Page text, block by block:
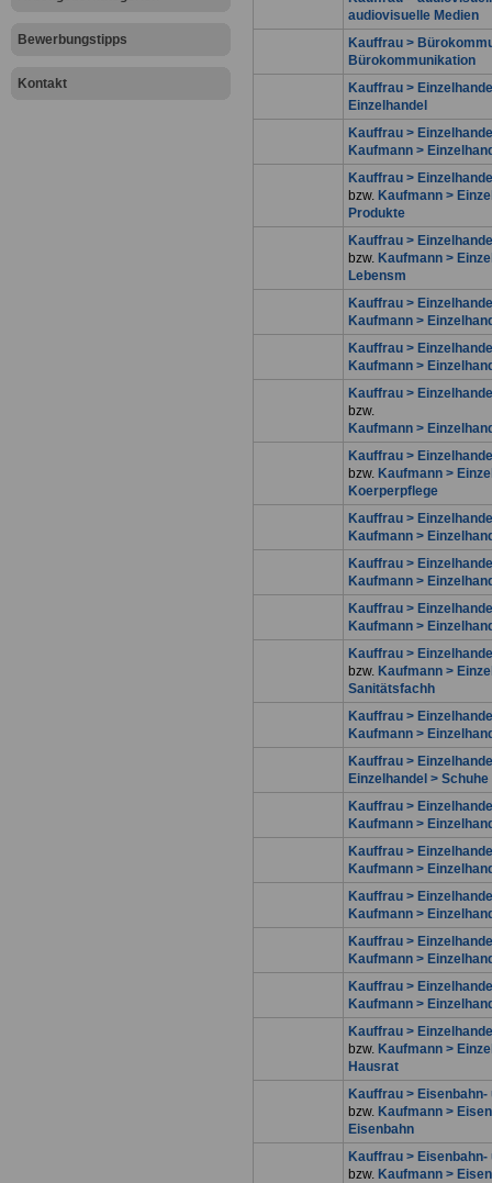
Bewerbungstipps
Kontakt
audiovisuelle Medien
Kauffrau >
Bürokommunikation
Kauffrau >
Einzelhandel
Kauffrau >
Kaufmann >
Kauffrau >
bzw. Kaufmann >
Produkte
Kauffrau >
bzw. Kaufmann >
Lebensm
Kauffrau >
Kaufmann >
Kauffrau >
Kaufmann >
Kauffrau >
bzw.
Kaufmann >
Kauffrau >
bzw. Kaufmann >
Koerperpflege
Kauffrau >
Kaufmann >
Kauffrau >
Kaufmann >
Kauffrau >
Kaufmann >
Kauffrau >
bzw. Kaufmann >
Sanitätsfachh
Kauffrau >
Kaufmann >
Kauffrau >
Einzelhandel > Schuhe
Kauffrau >
Kaufmann >
Kauffrau >
Kaufmann >
Kauffrau >
Kaufmann >
Kauffrau >
Kaufmann >
Kauffrau >
Kaufmann >
Kauffrau >
bzw. Kaufmann >
Hausrat
Kauffrau >
bzw. Kaufmann >
Eisenbahn
Kauffrau >
bzw. Kaufmann >